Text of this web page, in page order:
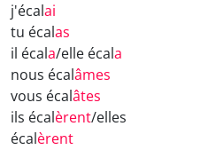
j'écalai
tu écalas
il écala/elle écala
nous écalâmes
vous écalâtes
ils écalèrent/elles
écalèrent